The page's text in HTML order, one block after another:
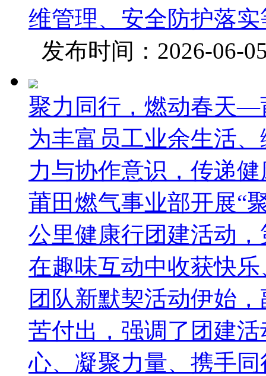
维管理、安全防护落
发布时间：2026-
聚力同行，燃动春天—
为丰富员工业余生活
力与协作意识，传递
莆田燃气事业部开展“
公里健康行团建活动
在趣味互动中收获快
团队新默契活动伊始
苦付出，强调了团建
心、凝聚力量、携手